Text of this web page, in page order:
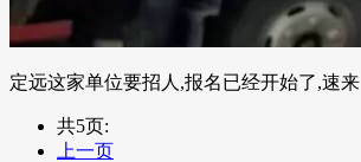
定远这家单位要招人,报名已经开始了,速来
共5页:
上一页